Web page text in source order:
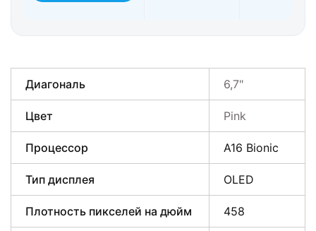
Диагональ 6,7"
Цвет Pink
Процессор A16 Bionic
Тип дисплея OLED
Плотность пикселей на дюйм 458